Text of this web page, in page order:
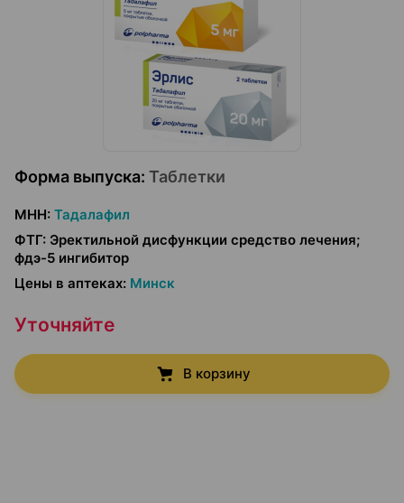
Форма выпуска: Таблетки
МНН: Тадалафил
ФТГ: Эректильной дисфункции средство лечения;
фдэ-5 ингибитор
Цены в аптеках: Минск
Уточняйте
В корзину